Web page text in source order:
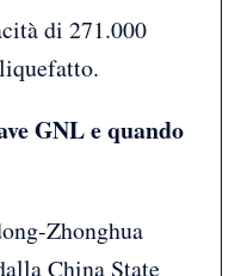
di 271.000
GNL e quando
Zhonghua
China State